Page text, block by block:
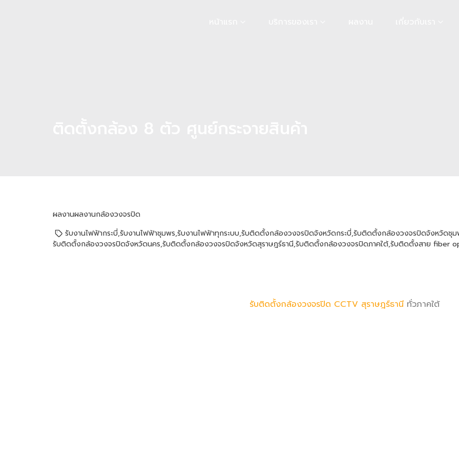
ผลงานผลงานกล้องวงจรปิด
รับงานไฟฟ้ากระบี่,รับงานไฟฟ้าชุมพร,รับงานไฟฟ้าทุกระบบ,รับติดตั้งกล้องวงจรปิดจังหวัดกระบี่,รับติดตั้งกล้องวงจรปิดจังหวัดชุม
รับติดตั้งกล้องวงจรปิดจังหวัดนคร,รับติดตั้งกล้องวงจรปิดจังหวัดสุราษฎร์ธานี,รับติดตั้งกล้องวงจรปิดภาคใต้,รับติดตั้งสาย fiber
รับติดตั้งกล้องวงจรปิด CCTV สุราษฎร์ธานีทั่วภาคใต้